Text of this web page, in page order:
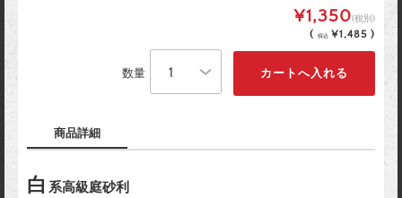
¥1,350(税別)
( 税込 ¥1,485 )
数量
商品詳細
白 系高級庭砂利